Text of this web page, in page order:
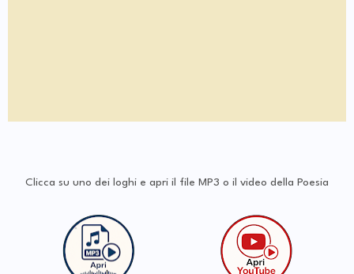
Clicca su uno dei loghi e apri il file MP3 o il video della Poesia